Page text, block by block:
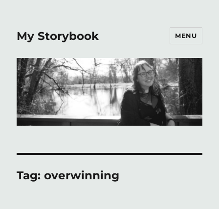
My Storybook MENU
Tag:overwinning